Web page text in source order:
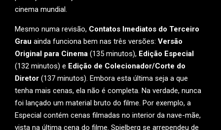
cinema mundial.
Mesmo numa revisão, Contatos Imediatos do Terceiro
Grau ainda funciona bem nas três versões: Versão
Original para Cinema (135 minutos), Edição Especial
(132 minutos) e Edição de Colecionador/Corte do
Diretor (137 minutos). Embora esta última seja a que
tenha mais cenas, ela não é completa. Na verdade, nunca
foi lançado um material bruto do filme. Por exemplo, a
Especial contém cenas filmadas no interior da nave-mãe,
vista na última cena do filme. Spielberg se arrependeu de